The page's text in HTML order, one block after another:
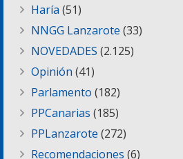
Haría (51)
NNGG Lanzarote (33)
NOVEDADES (2.125)
Opinión (41)
Parlamento (182)
PPCanarias (185)
PPLanzarote (272)
Recomendaciones (6)